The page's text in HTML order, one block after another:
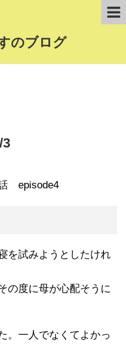
のブログ
3
episode4
を試みようとしたけれ
の度に母が心配そうに
。一人でなくてよかっ